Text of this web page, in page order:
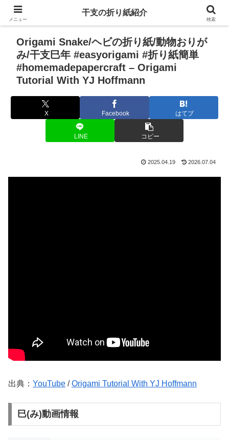
Origami Snake/ヘビの折り紙/動物おりが
み/干支巳年 #easyorigami #折り紙簡単
#homemadepapercraft – Origami
Tutorial With YJ Hoffmann
X Facebook はてブ
LINE コピー
2025.04.19 2026.07.04
出典： YouTube /Origami Tutorial With YJ Hoffmann
巳(み)動画情報
メニュー
干支の折り紙紹介
検索